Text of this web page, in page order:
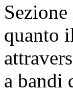
quanto
a bandi